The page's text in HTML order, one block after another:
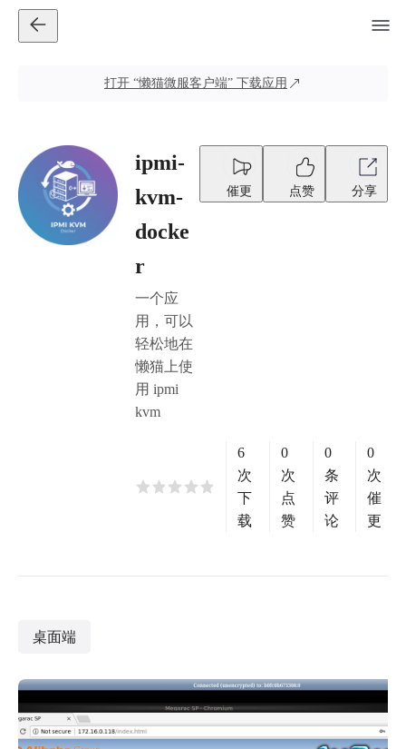
打开 “懒猫微服客户端” 下载应用
ipmi-
kvm-
docke
r
一个应
用，可以
轻松地在
懒猫上使
用 ipmi
kvm
催更 点赞 分享
6
次
下
载
0
次
点
赞
0
条
评
论
0
次
催
更
桌面端